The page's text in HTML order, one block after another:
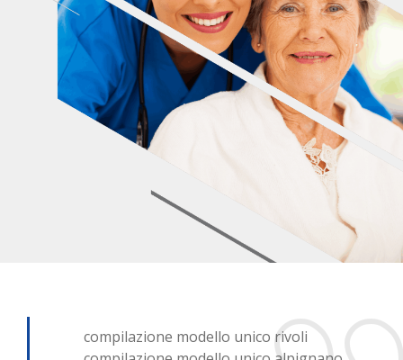
compilazione modello unico rivoli